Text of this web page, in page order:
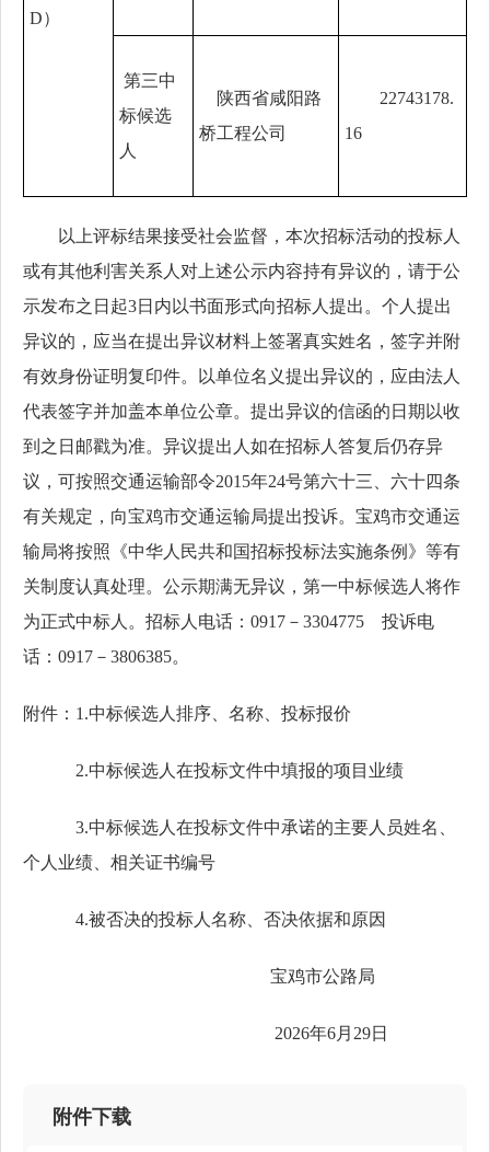
D）
第三中
标候选
人
陕西省咸阳路
桥工程公司
22743178.
16
以上评标结果接受社会监督，本次招标活动的投标人
或有其他利害关系人对上述公示内容持有异议的，请于公
示发布之日起3日内以书面形式向招标人提出。个人提出
异议的，应当在提出异议材料上签署真实姓名，签字并附
有效身份证明复印件。以单位名义提出异议的，应由法人
代表签字并加盖本单位公章。提出异议的信函的日期以收
到之日邮戳为准。异议提出人如在招标人答复后仍存异
议，可按照交通运输部令2015年24号第六十三、六十四条
有关规定，向宝鸡市交通运输局提出投诉。宝鸡市交通运
输局将按照《中华人民共和国招标投标法实施条例》等有
关制度认真处理。公示期满无异议，第一中标候选人将作
为正式中标人。招标人电话：0917－3304775 投诉电
话：0917－3806385。
附件 ：1.中标候选人排序、名称、投标报价
2.中标候选人在投标文件中填报的项目业绩
3.中标候选人在投标文件中承诺的主要人员姓名、
个人业绩、相关证书编号
4.被否决的投标人名称、否决依据和原因
宝鸡市公路局
2026年6月29日
附件下载